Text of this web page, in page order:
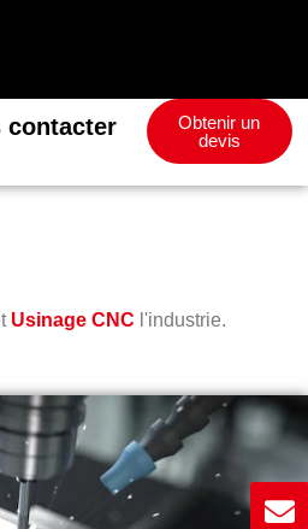
contacter
Obtenir un
devis
Usinage CNC l'industrie.